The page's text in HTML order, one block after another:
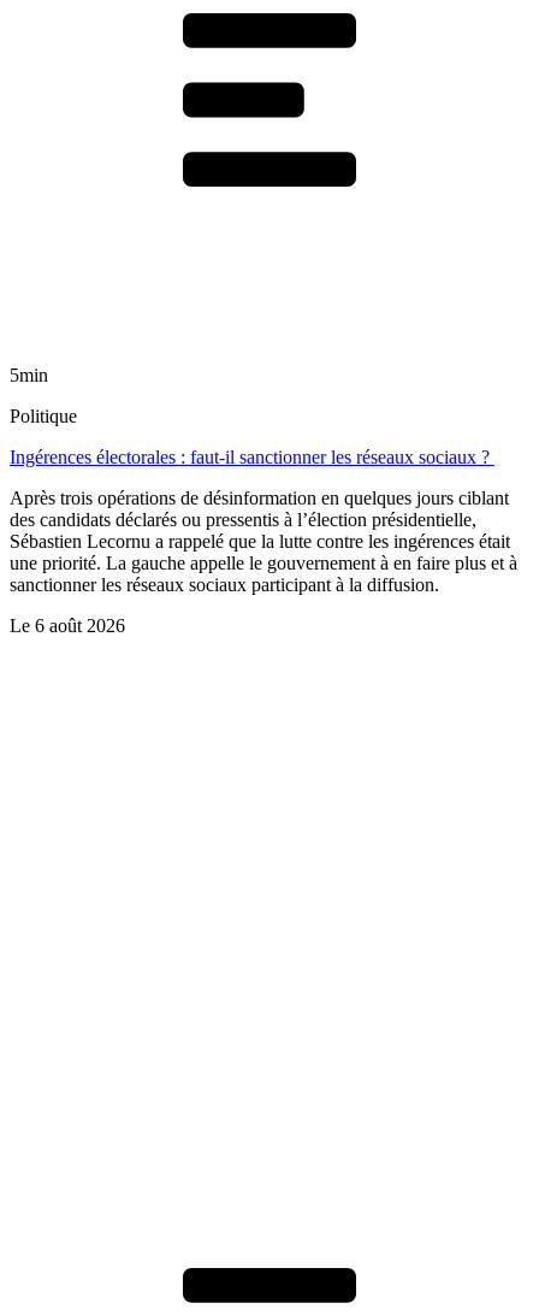
5min
Politique
Ingérences électorales : faut-il sanctionner les réseaux sociaux ?
Après trois opérations de désinformation en quelques jours ciblant
des candidats déclarés ou pressentis à l’élection présidentielle,
Sébastien Lecornu a rappelé que la lutte contre les ingérences était
une priorité. La gauche appelle le gouvernement à en faire plus et à
sanctionner les réseaux sociaux participant à la diffusion.
Le 6 août 2026